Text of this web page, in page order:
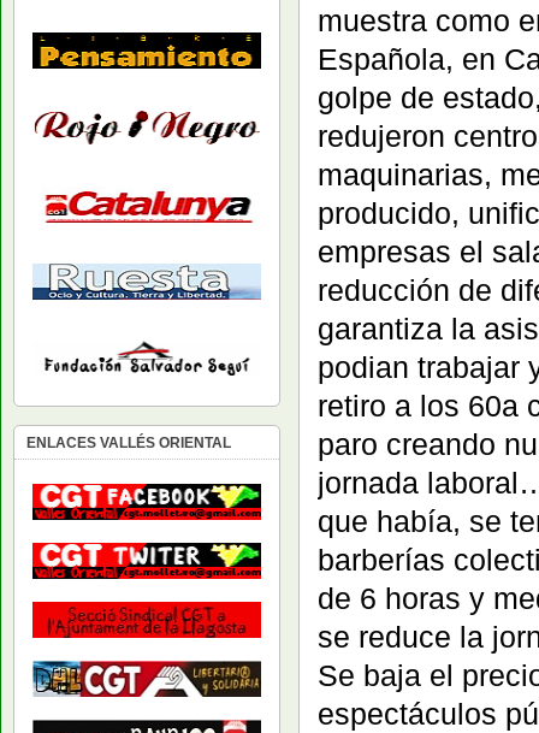
muestra como
Española, en
golpe de
redujeron
maquinarias,
producido,
empresas el
reducción de
garantiza la
podian trabajar
retiro a los 60a
paro creando
jornada
que había, se
barberías
de 6 horas y
se reduce la
Se baja el
espectáculos
ENLACES VALLÉS ORIENTAL